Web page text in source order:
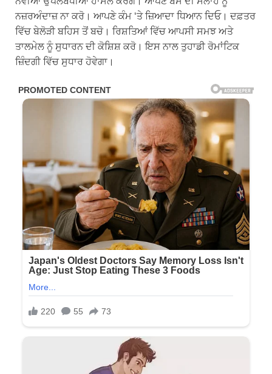
ਨਜ਼ਰਅੰਦਾਜ਼ ਨਾ ਕਰੋ। ਆਪਣੇ ਕੰਮ ‘ਤੇ ਜ਼ਿਆਦਾ ਧਿਆਨ ਦਿਓ। ਦਫ਼ਤਰ
ਵਿੱਚ ਬੇਲੋੜੀ ਬਹਿਸ ਤੋਂ ਬਚੋ। ਰਿਸ਼ਤਿਆਂ ਵਿੱਚ ਆਪਸੀ ਸਮਝ ਅਤੇ
ਤਾਲਮੇਲ ਨੂੰ ਸੁਧਾਰਨ ਦੀ ਕੋਸ਼ਿਸ਼ ਕਰੋ। ਇਸ ਨਾਲ ਤੁਹਾਡੀ ਰੋਮਾਂਟਿਕ
ਜ਼ਿੰਦਗੀ ਵਿੱਚ ਸੁਧਾਰ ਹੋਵੇਗਾ।